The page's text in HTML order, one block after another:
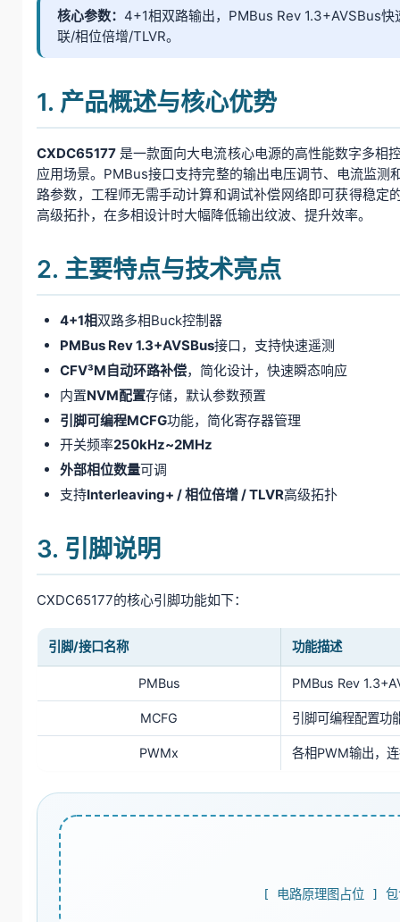
核心参数： 4+1相双路输出，PMBus Rev 1.3+AVSBus
联/相位倍增/TLVR。
1. 产品概述与核心优势
CXDC65177 是一款面向大电流核心电源的高性能数字多相
应用场景。PMBus接口支持完整的输出电压调节、电流监
路参数，工程师无需手动计算和调试补偿网络即可获得稳
高级拓扑，在多相设计时大幅降低输出纹波、提升效率。
2. 主要特点与技术亮点
4+1相双路多相Buck控制器
PMBus Rev 1.3+AVSBus接口，支持快速遥测
CFV³M自动环路补偿，简化设计，快速瞬态响应
内置NVM配置存储，默认参数预置
引脚可编程MCFG功能，简化寄存器管理
开关频率250kHz~2MHz
外部相位数量可调
支持Interleaving+ / 相位倍增 / TLVR高级拓扑
3. 引脚说明
CXDC65177的核心引脚功能如下：
引脚/接口名称 功能描述
PMBus PMBus Rev
MCFG 引脚可编程配置功
PWMx 各相PWM输出，
[ 电路原理图占位 ] 包含